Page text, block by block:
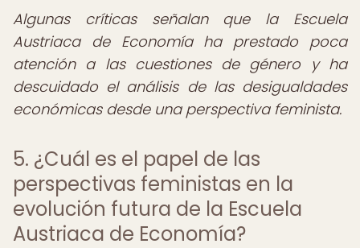
Algunas críticas señalan que la Escuela
Austriaca de Economía ha prestado poca
atención a las cuestiones de género y ha
descuidado el análisis de las desigualdades
económicas desde una perspectiva feminista.
5. ¿Cuál es el papel de las
perspectivas feministas en la
evolución futura de la Escuela
Austriaca de Economía?